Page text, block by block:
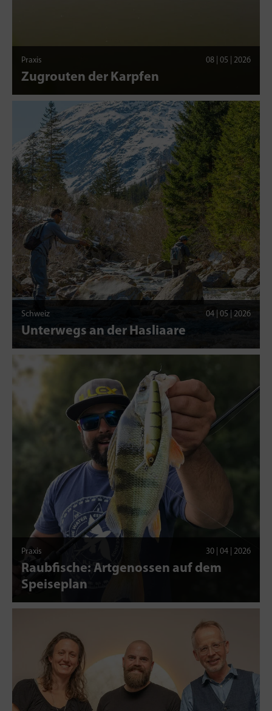
Praxis 08 | 05 | 2026
Zugrouten der Karpfen
Schweiz 04 | 05 | 2026
Unterwegs an der Hasliaare
Praxis 30 | 04 | 2026
Raubfische: Artgenossen auf dem
Speiseplan